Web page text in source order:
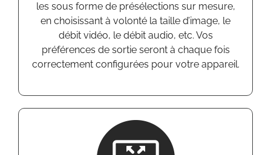
les sous forme de présélections sur mesure,
en choisissant à volonté la taille d’image, le
débit vidéo, le débit audio, etc. Vos
préférences de sortie seront à chaque fois
correctement configurées pour votre appareil.